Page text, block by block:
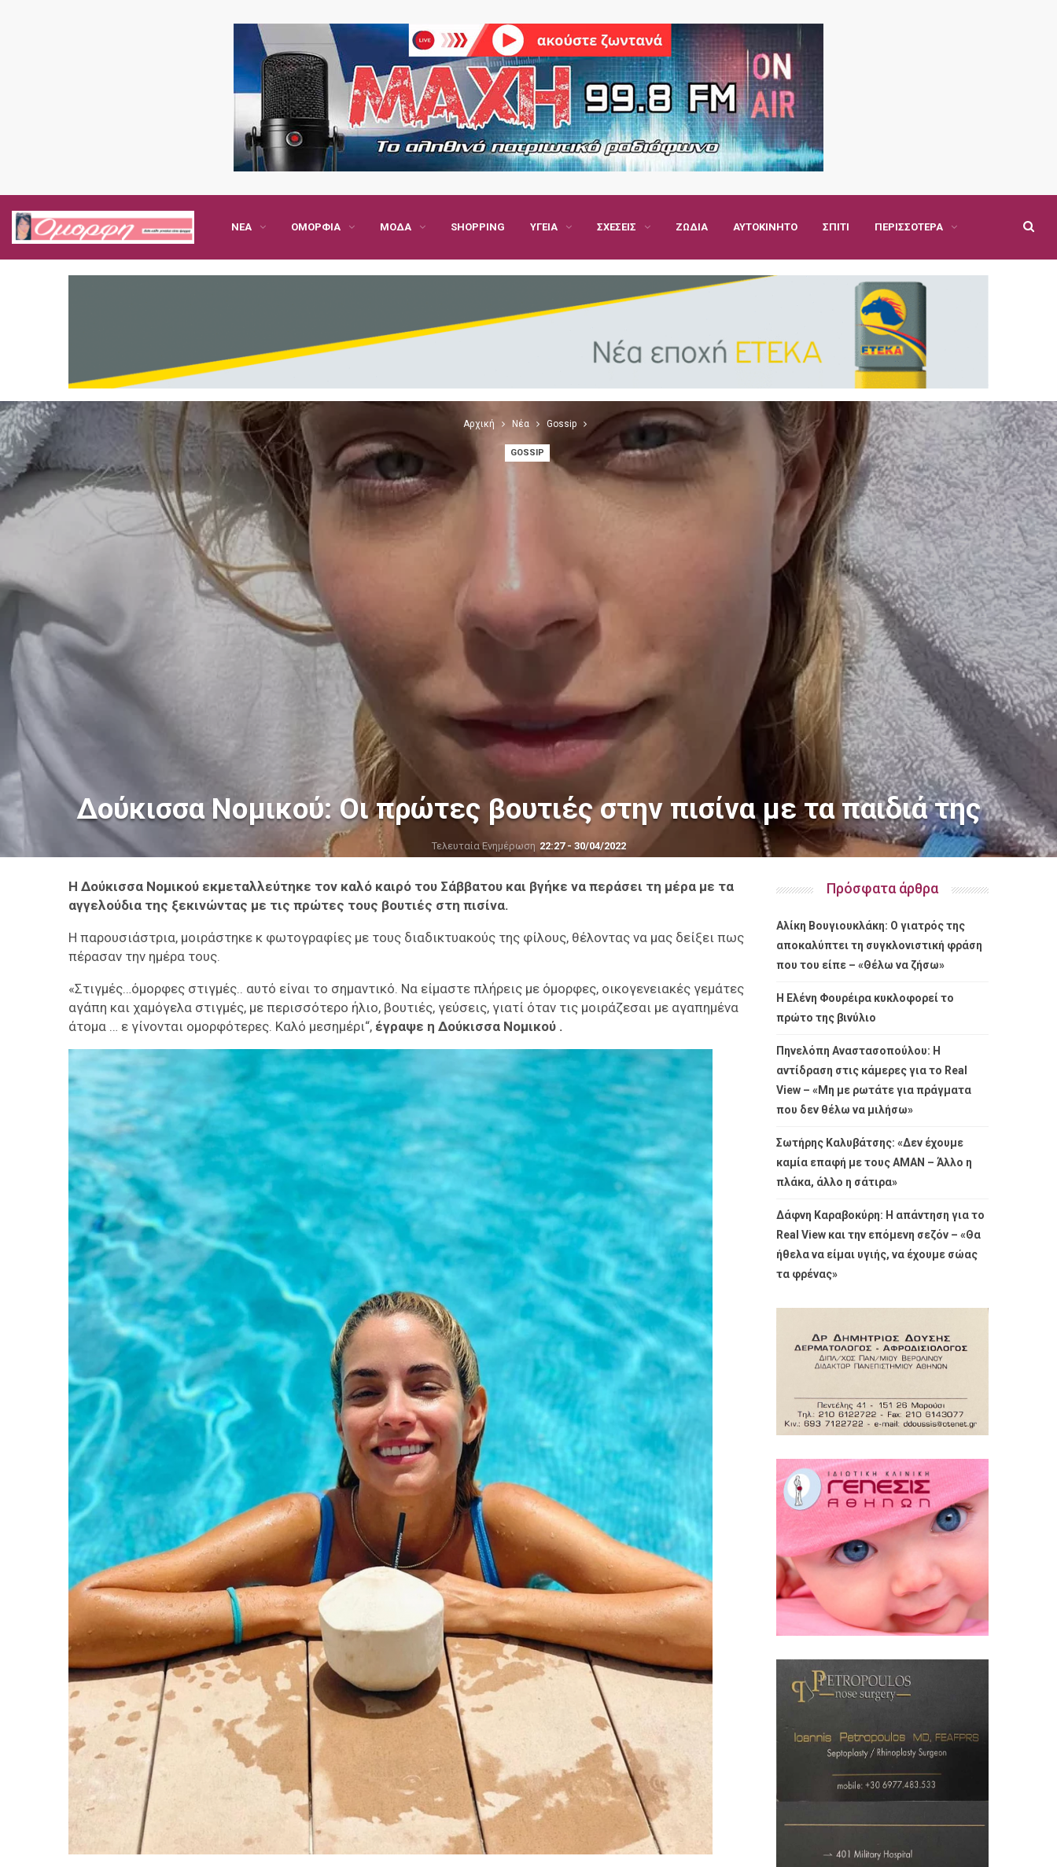
ΝΈΑ ΟΜΟΡΦΙΆ ΜΌΔΑ SHOPPING ΥΓΕΊΑ ΣΧΈΣΕΙΣ ΖΏΔΙΑ ΑΥΤΟΚΊΝΗΤΟ ΣΠΊΤΙ ΠΕΡΙΣΣΌΤΕΡΑ
Αρχική Νέα Gossip
GOSSIP
Δούκισσα Νομικού: Οι πρώτες βουτιές στην πισίνα με τα παιδιά της
Τελευταία Ενημέρωση 22:27 - 30/04/2022
Η Δούκισσα Νομικού εκμεταλλεύτηκε τον καλό καιρό του Σάββατου και βγήκε να περάσει τη μέρα με τα
αγγελούδια της ξεκινώντας με τις πρώτες τους βουτιές στη πισίνα.
Η παρουσιάστρια, μοιράστηκε κ φωτογραφίες με τους διαδικτυακούς της φίλους, θέλοντας να μας δείξει πως
πέρασαν την ημέρα τους.
«Στιγμές…όμορφες στιγμές.. αυτό είναι το σημαντικό. Να είμαστε πλήρεις με όμορφες, οικογενειακές γεμάτες
αγάπη και χαμόγελα στιγμές, με περισσότερο ήλιο, βουτιές, γεύσεις, γιατί όταν τις μοιράζεσαι με αγαπημένα
άτομα … ε γίνονται ομορφότερες. Καλό μεσημέρι“, έγραψε η Δούκισσα Νομικού .
Πρόσφατα άρθρα
Αλίκη Βουγιουκλάκη: Ο γιατρός της
αποκαλύπτει τη συγκλονιστική φράση
που του είπε – «Θέλω να ζήσω»
Η Ελένη Φουρέιρα κυκλοφορεί το
πρώτο της βινύλιο
Πηνελόπη Αναστασοπούλου: Η
αντίδραση στις κάμερες για το Real
View – «Μη με ρωτάτε για πράγματα
που δεν θέλω να μιλήσω»
Σωτήρης Καλυβάτσης: «Δεν έχουμε
καμία επαφή με τους ΑΜΑΝ – Άλλο η
πλάκα, άλλο η σάτιρα»
Δάφνη Καραβοκύρη: Η απάντηση για το
Real View και την επόμενη σεζόν – «Θα
ήθελα να είμαι υγιής, να έχουμε σώας
τα φρένας»